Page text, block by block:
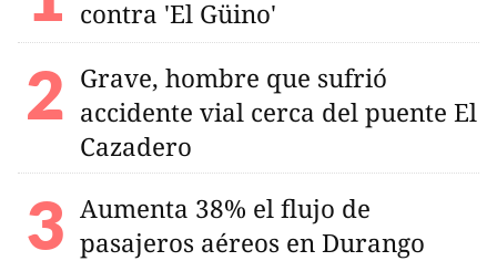
contra 'El Güino'
Grave, hombre que sufrió
accidente vial cerca del puente El
Cazadero
Aumenta 38% el flujo de
pasajeros aéreos en Durango